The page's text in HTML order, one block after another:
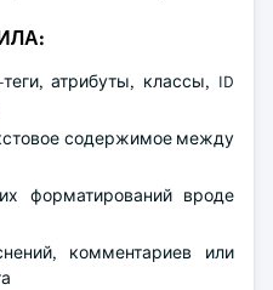
атрибуты, классы, ID
содержимое между
форматирований вроде
комментариев или